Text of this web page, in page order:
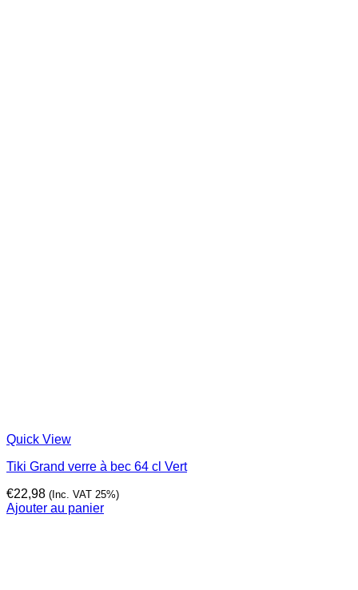
Quick View
Tiki Grand verre à bec 64 cl Vert
€22,98 (Inc. VAT 25%)
Ajouter au panier